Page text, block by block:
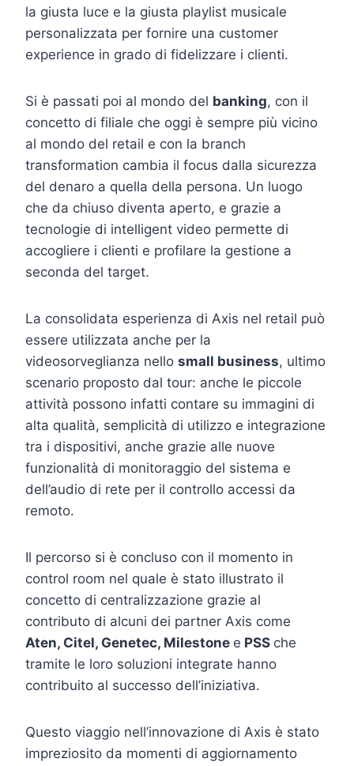
la giusta luce e la giusta playlist musicale
personalizzata per fornire una customer
experience in grado di fidelizzare i clienti.
Si è passati poi al mondo del banking, con il
concetto di filiale che oggi è sempre più vicino
al mondo del retail e con la branch
transformation cambia il focus dalla sicurezza
del denaro a quella della persona. Un luogo
che da chiuso diventa aperto, e grazie a
tecnologie di intelligent video permette di
accogliere i clienti e profilare la gestione a
seconda del target.
La consolidata esperienza di Axis nel retail può
essere utilizzata anche per la
videosorveglianza nello small business, ultimo
scenario proposto dal tour: anche le piccole
attività possono infatti contare su immagini di
alta qualità, semplicità di utilizzo e integrazione
tra i dispositivi, anche grazie alle nuove
funzionalità di monitoraggio del sistema e
dell’audio di rete per il controllo accessi da
remoto.
Il percorso si è concluso con il momento in
control room nel quale è stato illustrato il
concetto di centralizzazione grazie al
contributo di alcuni dei partner Axis come
Aten, Citel, Genetec, Milestone e PSS che
tramite le loro soluzioni integrate hanno
contribuito al successo dell’iniziativa.
Questo viaggio nell’innovazione di Axis è stato
impreziosito da momenti di aggiornamento